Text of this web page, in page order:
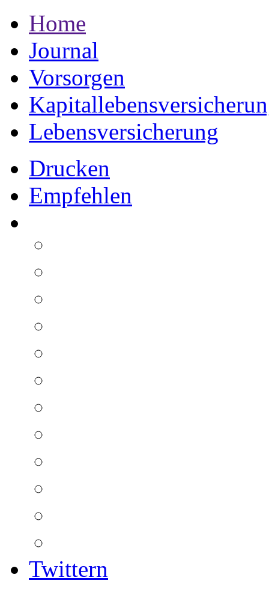
Home
Journal
Vorsorgen
Lebensversicherung
Drucken
Empfehlen
Twittern